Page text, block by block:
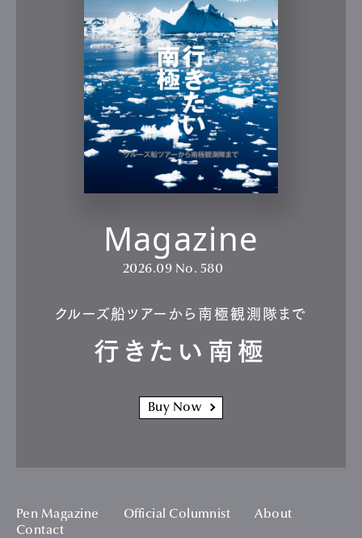
Magazine
2026.09 No. 580
クルーズ船ツアーから南極観測隊まで
行きたい南極
Buy Now
Pen Magazine Official Columnist
About
Contact